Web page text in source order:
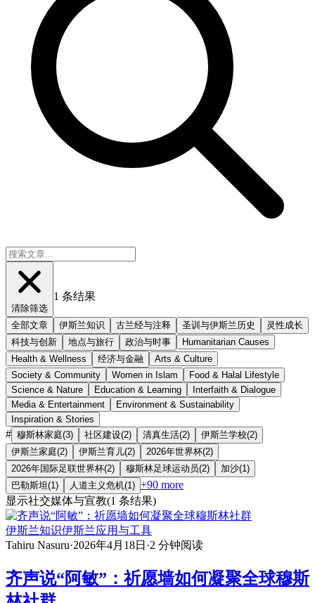
清除筛选
1 条结果
全部文章 伊斯兰知识 古兰经与注释 圣训与伊斯兰历史
灵性成长
科技与创新
地点与旅行 政治与时事
Humanitarian Causes
Health & Wellness
经济与金融
Arts & Culture
Society & Community
Women in Islam
Food & Halal Lifestyle
Science & Nature
Education & Learning
Interfaith & Dialogue
Media & Entertainment
Environment & Sustainability
Inspiration & Stories
# 穆斯林家庭(3) 社区建设(2) 清真生活(2) 伊斯兰学校(2)
伊斯兰家庭(2) 伊斯兰育儿(2) 2026年世界杯(2)
2026年国际足联世界杯(2) 穆斯林足球运动员(2) 加沙(1 )
巴勒斯坦(1 ) 人道主义危机(1 ) +90 more
显示社交媒体与宣教(1 条结果)
伊斯兰知识伊斯兰应用与工具
Tahiru Nasuru·2026年4月18日 ·2 分钟阅读
齐声说“阿敏”：祈愿墙如何凝聚全球穆斯